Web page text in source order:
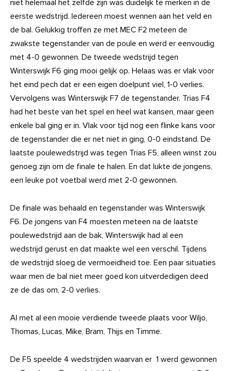
niet helemaal het zelfde zijn was duidelijk te merken in de
eerste wedstrijd. Iedereen moest wennen aan het veld en
de bal. Gelukkig troffen ze met MEC F2 meteen de
zwakste tegenstander van de poule en werd er eenvoudig
met 4-0 gewonnen. De tweede wedstrijd tegen
Winterswijk F6 ging mooi gelijk op. Helaas was er vlak voor
het eind pech dat er een eigen doelpunt viel, 1-0 verlies.
Vervolgens was Winterswijk F7 de tegenstander. Trias F4
had het beste van het spel en heel wat kansen, maar geen
enkele bal ging er in. Vlak voor tijd nog een flinke kans voor
de tegenstander die er net niet in ging, 0-0 eindstand. De
laatste poulewedstrijd was tegen Trias F5, alleen winst zou
genoeg zijn om de finale te halen. En dat lukte de jongens,
een leuke pot voetbal werd met 2-0 gewonnen.
De finale was behaald en tegenstander was Winterswijk
F6. De jongens van F4 moesten meteen na de laatste
poulewedstrijd aan de bak, Winterswijk had al een
wedstrijd gerust en dat maakte wel een verschil. Tijdens
de wedstrijd sloeg de vermoeidheid toe. Een paar situaties
waar men de bal niet meer goed kon uitverdedigen deed
ze de das om, 2-0 verlies.
Al met al een mooie verdiende tweede plaats voor Wiljo,
Thomas, Lucas, Mike, Bram, Thijs en Timme.
De F5 speelde 4 wedstrijden waarvan er 1 werd gewonnen